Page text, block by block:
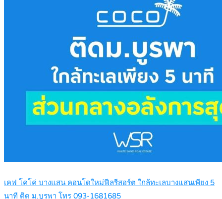
เคฟ โคโค่ บางแสน คอนโดใหม่ฟีลรีสอร์ต ใกล้ทะเลบางแสนเพียง 5
นาที ติด ม.บูรพา โทร 093-1681685